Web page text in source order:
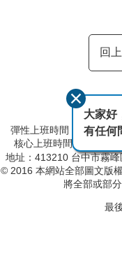
回
彈性上班時間：
核心上班時間：星期一
地址：413210 台中市霧
© 2016 本網站全部圖文版
將全部或部
最
大家好
有任何